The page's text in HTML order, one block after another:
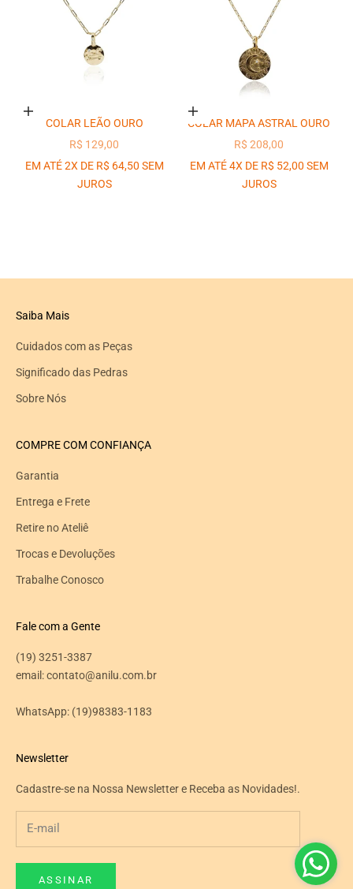
Adicionar ao carrinho
COLAR LEÃO OURO
PREÇO PROMOCIONAL
R$ 129,00
EM ATÉ 2X DE R$ 64,50 SEM
JUROS
Adicionar ao carrinho
COLAR MAPA ASTRAL OURO
PREÇO PROMOCIONAL
R$ 208,00
EM ATÉ 4X DE R$ 52,00 SEM
JUROS
Saiba Mais
Cuidados com as Peças
Significado das Pedras
Sobre Nós
COMPRE COM CONFIANÇA
Garantia
Entrega e Frete
Retire no Ateliê
Trocas e Devoluções
Trabalhe Conosco
Fale com a Gente
(19) 3251-3387
email: contato@anilu.com.br
WhatsApp: (19)98383-1183
Newsletter
Cadastre-se na Nossa Newsletter e Receba as Novidades!.
ASSINAR